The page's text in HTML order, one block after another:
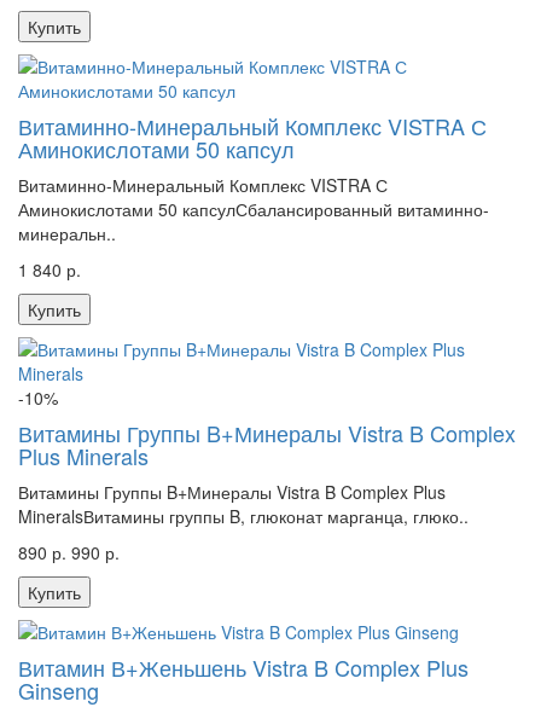
Купить
Витаминно-Минеральный Комплекс VISTRA С
Аминокислотами 50 капсул
Витаминно-Минеральный Комплекс VISTRA С
Аминокислотами 50 капсулСбалансированный витаминно-
минеральн..
1 840 р.
Купить
-10%
Витамины Группы B+Минералы Vistra B Complex
Plus Minerals
Витамины Группы B+Минералы Vistra B Complex Plus
MineralsВитамины группы B, глюконат марганца, глюко..
890 р. 990 р.
Купить
Витамин В+Женьшень Vistra B Complex Plus
Ginseng